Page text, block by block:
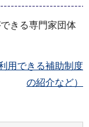
きる専門家団体
用できる補助制度
の紹介など）